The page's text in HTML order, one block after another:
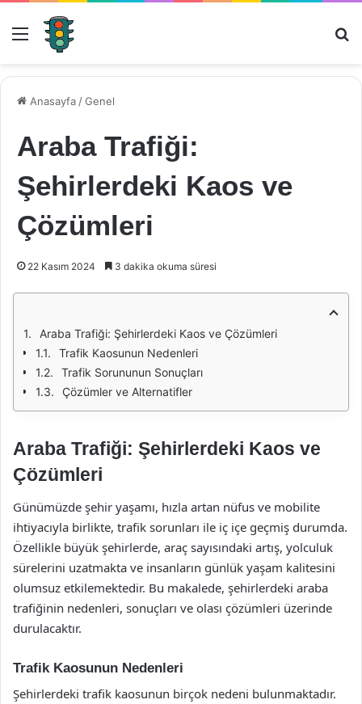
Menü
Anasayfa /Genel
Araba Trafiği:
Şehirlerdeki Kaos ve
Çözümleri
22 Kasım 2024 3 dakika okuma süresi
Araba Trafiği: Şehirlerdeki Kaos ve Çözümleri
Trafik Kaosunun Nedenleri
Trafik Sorununun Sonuçları
Çözümler ve Alternatifler
Araba Trafiği: Şehirlerdeki Kaos ve
Çözümleri
Günümüzde şehir yaşamı, hızla artan nüfus ve mobilite
ihtiyacıyla birlikte, trafik sorunları ile iç içe geçmiş durumda.
Özellikle büyük şehirlerde, araç sayısındaki artış, yolculuk
sürelerini uzatmakta ve insanların günlük yaşam kalitesini
olumsuz etkilemektedir. Bu makalede, şehirlerdeki araba
trafiğinin nedenleri, sonuçları ve olası çözümleri üzerinde
durulacaktır.
Trafik Kaosunun Nedenleri
Şehirlerdeki trafik kaosunun birçok nedeni bulunmaktadır.